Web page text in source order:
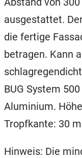
ausgestattet.
die fertige
betragen. Kann
BUG System
Aluminium.
Tropfkante: 30
Hinweis: Die